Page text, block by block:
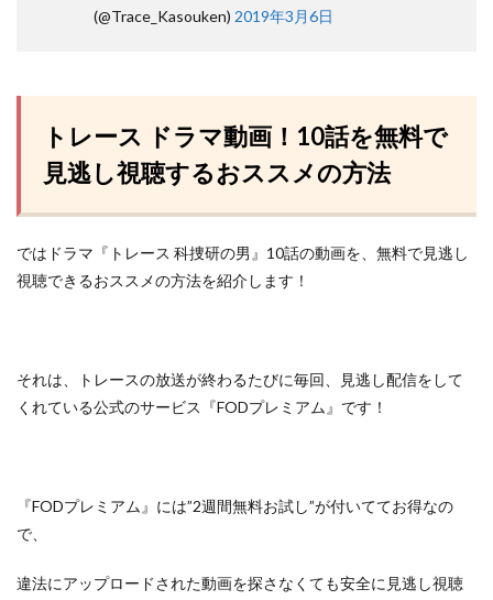
(@Trace_Kasouken) 2019年3月6日
トレース ドラマ動画！10話を無料で
見逃し視聴するおススメの方法
ではドラマ『トレース 科捜研の男』10話の動画を、無料で見逃し
視聴できるおススメの方法を紹介します！
それは、トレースの放送が終わるたびに毎回、見逃し配信をして
くれている公式のサービス『FODプレミアム』 です！
『FODプレミアム』には”2週間無料お試し”が付いててお得なの
で、
違法にアップロードされた動画を探さなくても安全に見逃し視聴